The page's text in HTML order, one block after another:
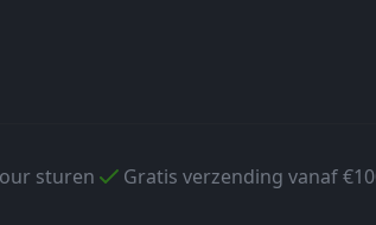
sturen Gratis verzending vanaf